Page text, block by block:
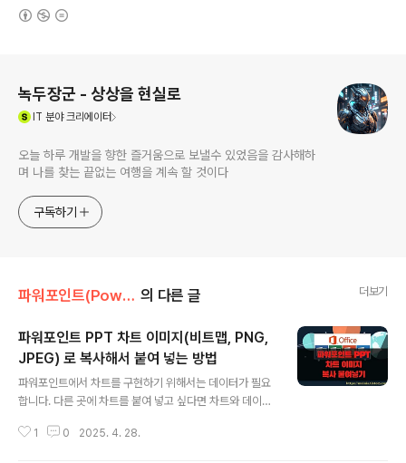
녹두장군 - 상상을 현실로
IT 분야 크리에이터
오늘 하루 개발을 향한 즐거움으로 보낼수 있었음을 감사해하
며 나를 찾는 끝없는 여행을 계속 할 것이다
구독하기
파워포인트(PowerPoint) 의 다른 글 더보기
파워포인트 PPT 차트 이미지(비트맵, PNG,
JPEG) 로 복사해서 붙여 넣는 방법
파워포인트에서 차트를 구현하기 위해서는 데이터가 필요
합니다. 다른 곳에 차트를 붙여 넣고 싶다면 차트와 데이터
툴이 아니라면 붙여 넣을 수 없습니다. 이런 경우를 대비해
1 0 2025. 4. 28.